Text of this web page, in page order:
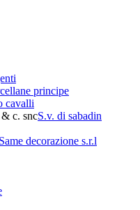
principe
cavalli
S.v. di sabadin
Same decorazione s.r.l